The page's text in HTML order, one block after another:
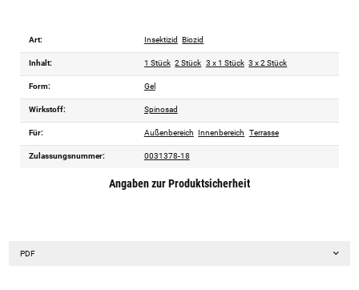
Art: Insektizid Biozid
Inhalt: 1 Stück 2 Stück 3 x 1 Stück 3 x 2 Stück
Form: Gel
Wirkstoff: Spinosad
Für: Außenbereich Innenbereich Terrasse
Zulassungsnummer: 0031378-18
Angaben zur Produktsicherheit
PDF